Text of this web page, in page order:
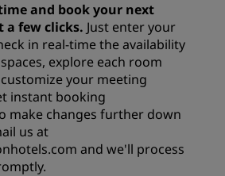
and book your next
a few clicks. Just enter your
in real-time the availability
explore each room
your meeting
instant booking
make changes further down
us at
and we'll process